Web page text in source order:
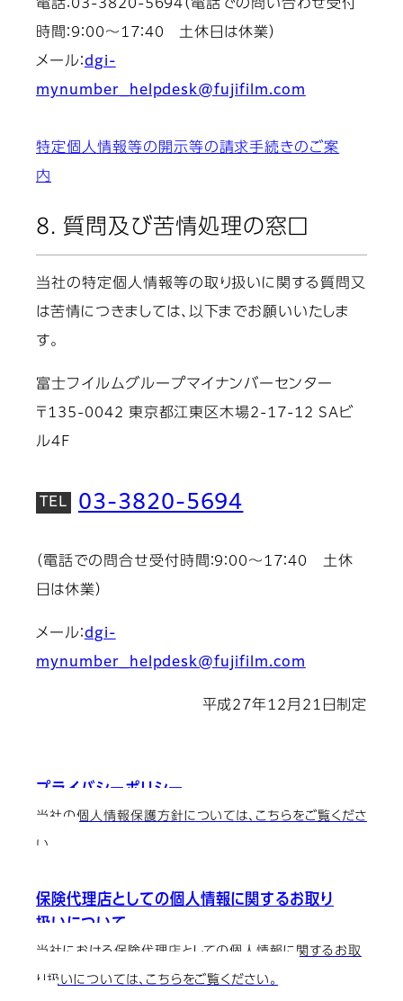
電話：03-3820-5694（電話での問い合わせ受付
時間：9：00～17：40 土休日は休業）
メール：dgi-
mynumber_helpdesk@fujifilm.com
特定個人情報等の開示等の請求手続きのご案
内
8. 質問及び苦情処理の窓口
当社の特定個人情報等の取り扱いに関する質問又
は苦情につきましては、以下までお願いいたしま
す。
富士フイルムグループマイナンバーセンター
〒135-0042 東京都江東区木場2-17-12 SAビ
ル4F
03-3820-5694
（電話での問合せ受付時間：9：00～17：40 土休
日は休業）
メール：dgi-
mynumber_helpdesk@fujifilm.com
平成27年12月21日制定
プライバシーポリシー
当社の個人情報保護方針については、こちらをご覧くださ
い。
保険代理店としての個人情報に関するお取り
扱いについて
当社における保険代理店としての個人情報に関するお取
り扱いについては、こちらをご覧ください。